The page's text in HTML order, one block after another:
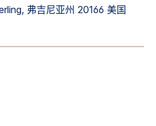
弗吉尼亚州 20166 美国